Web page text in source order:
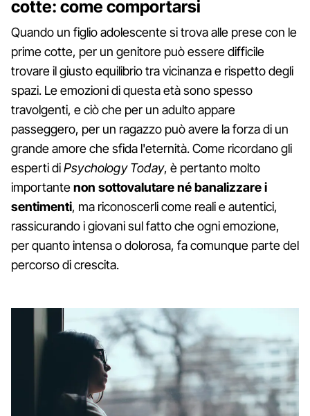
cotte: come comportarsi
Quando un figlio adolescente si trova alle prese con le
prime cotte, per un genitore può essere difficile
trovare il giusto equilibrio tra vicinanza e rispetto degli
spazi. Le emozioni di questa età sono spesso
travolgenti, e ciò che per un adulto appare
passeggero, per un ragazzo può avere la forza di un
grande amore che sfida l'eternità. Come ricordano gli
esperti diPsychology Today, è pertanto molto
importantenon sottovalutare né banalizzare i
sentimenti, ma riconoscerli come reali e autentici,
rassicurando i giovani sul fatto che ogni emozione,
per quanto intensa o dolorosa, fa comunque parte del
percorso di crescita.